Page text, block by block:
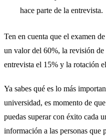
hace parte de la entrevista.
Ten en cuenta que el examen
un valor del 60%, la revisión
entrevista el 15% y la rotación
Ya sabes qué es lo más
universidad, es momento de
puedas superar con éxito cada
información a las personas que